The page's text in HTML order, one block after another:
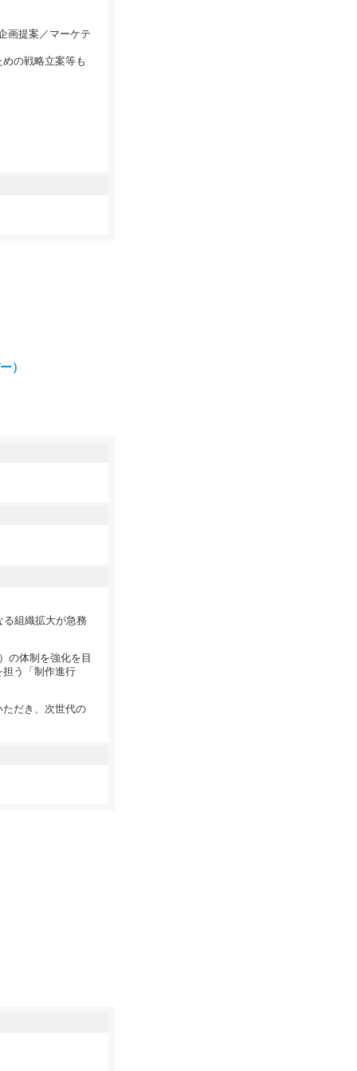
画提案／マーケテ
の戦略立案等も
）
る組織拡大が急務
の体制を強化を目
う「制作進行
だき、次世代の